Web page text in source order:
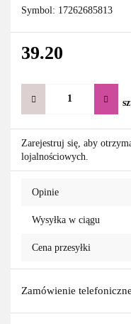
Symbol: 17262685813
39.20
Zarejestruj się, aby
lojalnościowych.
Opinie
Wysyłka w ciągu
Cena przesyłki
Zamówienie